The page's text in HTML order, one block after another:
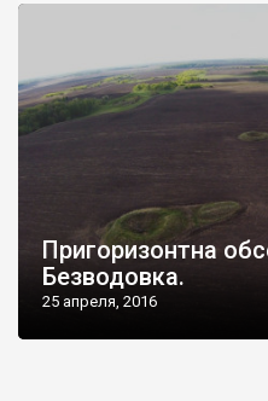
Пригоризонтна
Безводовка.
25 апреля, 2016